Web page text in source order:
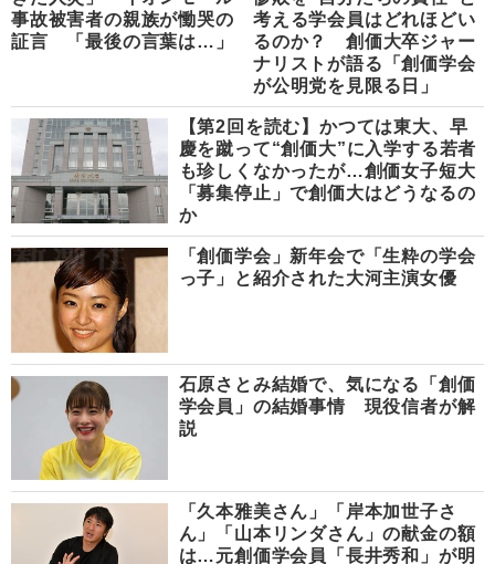
事故被害者の親族が慟哭の
証言 「最後の言葉は…」
考える学会員はどれほどい
るのか？ 創価大卒ジャー
ナリストが語る「創価学会
が公明党を見限る日」
【第2回を読む】かつては東大、早
慶を蹴って“創価大”に入学する若者
も珍しくなかったが…創価女子短大
「募集停止」で創価大はどうなるの
か
「創価学会」新年会で「生粋の学会
っ子」と紹介された大河主演女優
石原さとみ結婚で、気になる「創価
学会員」の結婚事情 現役信者が解
説
「久本雅美さん」「岸本加世子さ
ん」「山本リンダさん」の献金の額
は…元創価学会員「長井秀和」が明